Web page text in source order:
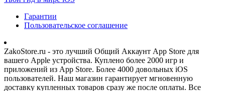
Гарантии
Пользовательское соглашение
ZakoStore.ru - это лучший Общий Аккаунт App Store для
вашего Apple устройства. Куплено более 2000 игр и
приложений из App Store. Более 4000 довольных iOS
пользователей. Наш магазин гарантирует мгновенную
доставку купленных товаров сразу же после оплаты. Все